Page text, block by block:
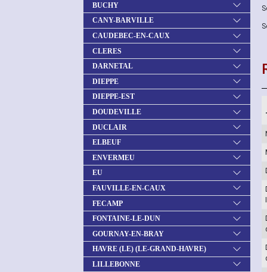
BUCHY
CANY-BARVILLE
CAUDEBEC-EN-CAUX
CLERES
DARNETAL
DIEPPE
DIEPPE-EST
DOUDEVILLE
DUCLAIR
ELBEUF
ENVERMEU
EU
FAUVILLE-EN-CAUX
FECAMP
FONTAINE-LE-DUN
GOURNAY-EN-BRAY
HAVRE (LE) (LE-GRAND-HAVRE)
LILLEBONNE